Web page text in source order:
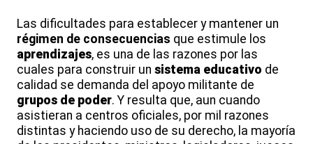
Las dificultades para establecer y mantener un
régimen de consecuencias que estimule los
aprendizajes, es una de las razones por las
cuales para construir un sistema educativo de
calidad se demanda del apoyo militante de
grupos de poder. Y resulta que, aun cuando
asistieran a centros oficiales, por mil razones
distintas y haciendo uso de su derecho, la mayoría